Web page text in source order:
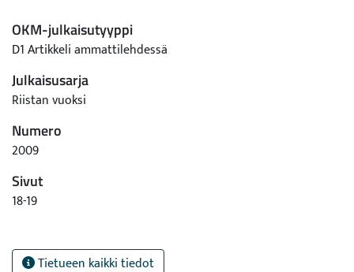
OKM-julkaisutyyppi
D1 Artikkeli ammattilehdessä
Julkaisusarja
Riistan vuoksi
Numero
2009
Sivut
18-19
Tietueen kaikki tiedot